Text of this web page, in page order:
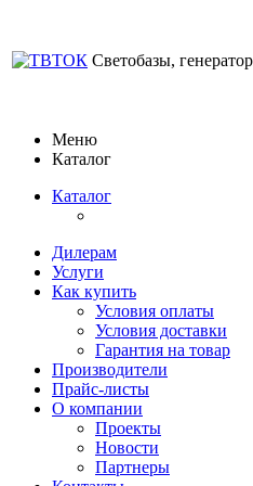
Светобазы,
Меню
Каталог
Каталог
Дилерам
Услуги
Как купить
Условия оплаты
Условия доставки
Гарантия на товар
Производители
Прайс-листы
О компании
Проекты
Новости
Партнеры